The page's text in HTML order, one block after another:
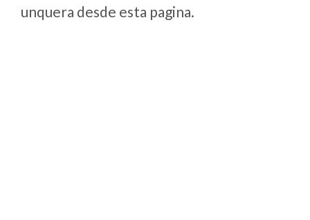
unquera desde esta pagina.